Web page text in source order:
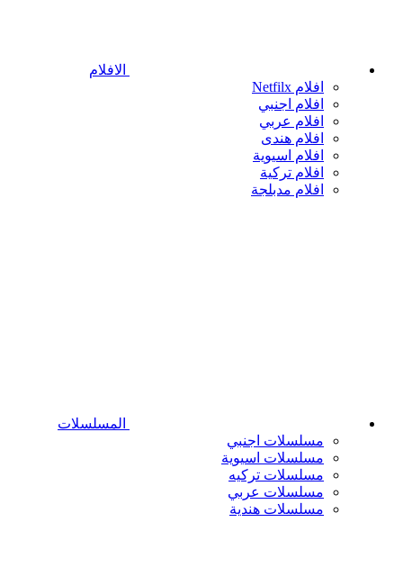
الافلام
افلام Netfilx
افلام اجنبي
افلام عربي
افلام هندى
افلام اسيوية
افلام تركية
افلام مدبلجة
المسلسلات
مسلسلات اجنبي
مسلسلات اسيوية
مسلسلات تركيه
مسلسلات عربي
مسلسلات هندية